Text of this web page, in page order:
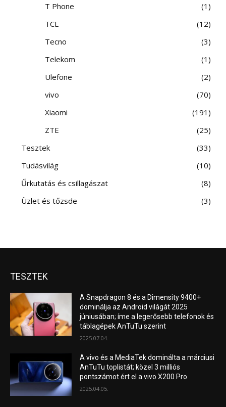
T Phone
1
TCL
12
Tecno
3
Telekom
1
Ulefone
2
vivo
70
Xiaomi
191
ZTE
25
Tesztek
33
Tudásvilág
10
Űrkutatás és csillagászat
8
Üzlet és tőzsde
3
TESZTEK
A Snapdragon 8 és a Dimensity 9400+
dominálja az Android világát 2025
júniusában; íme a legerősebb telefonok és
táblagépek AnTuTu szerint
2025.07.04.
A vivo és a MediaTek dominálta a márciusi
AnTuTu toplistát; közel 3 milliós
pontszámot ért el a vivo X200 Pro
2025.04.05.